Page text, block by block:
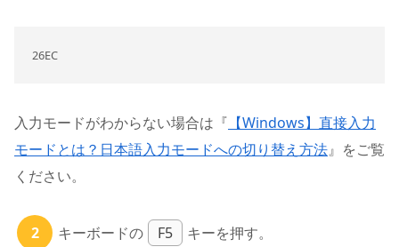
26EC
入力モードがわからない場合は『 【Windows】直接入力
モードとは？日本語入力モードへの切り替え方法』をご覧
ください。
キーボードの F5 キーを押す。